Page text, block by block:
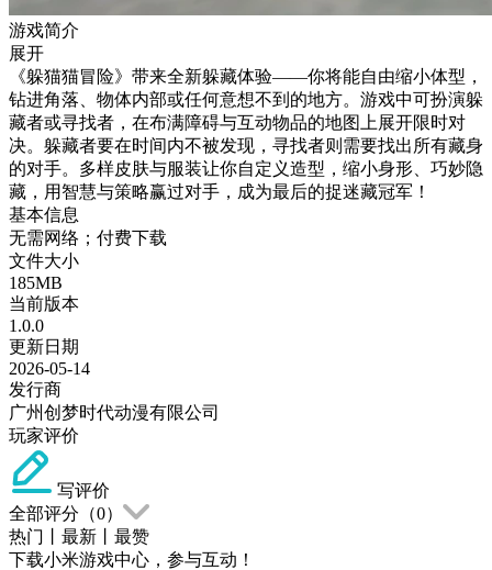
游戏简介
展开
《躲猫猫冒险》带来全新躲藏体验——你将能自由缩小体型，
钻进角落、物体内部或任何意想不到的地方。游戏中可扮演躲
藏者或寻找者，在布满障碍与互动物品的地图上展开限时对
决。躲藏者要在时间内不被发现，寻找者则需要找出所有藏身
的对手。多样皮肤与服装让你自定义造型，缩小身形、巧妙隐
藏，用智慧与策略赢过对手，成为最后的捉迷藏冠军！
基本信息
无需网络；付费下载
文件大小
185MB
当前版本
1.0.0
更新日期
2026-05-14
发行商
广州创梦时代动漫有限公司
玩家评价
写评价
全部评分（0）
热门
最新
最赞
下载小米游戏中心，参与互动！